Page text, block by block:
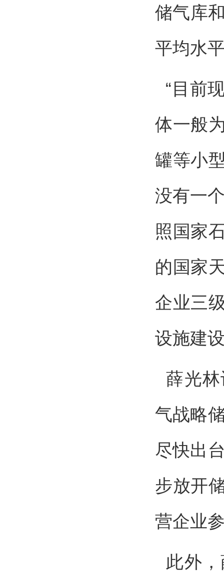
储气库
平均水
“目前
体一般
罐等小
没有一
照国家
的国家
企业三
设施建
薛光
气战略
尽快出
步放开
营企业
此外